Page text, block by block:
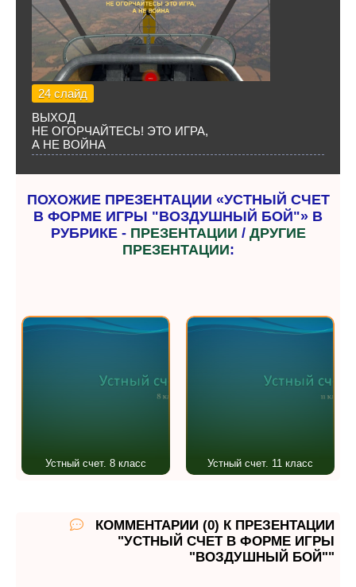
24 слайд
ВЫХОД
НЕ ОГОРЧАЙТЕСЬ! ЭТО ИГРА,
А НЕ ВОЙНА
ПОХОЖИЕ ПРЕЗЕНТАЦИИ «УСТНЫЙ СЧЕТ
В ФОРМЕ ИГРЫ "ВОЗДУШНЫЙ БОЙ"» В
РУБРИКЕ - ПРЕЗЕНТАЦИИ / ДРУГИЕ
ПРЕЗЕНТАЦИИ:
Устный счет. 8 класс Устный счет. 11 класс
КОММЕНТАРИИ (0) К ПРЕЗЕНТАЦИИ
"УСТНЫЙ СЧЕТ В ФОРМЕ ИГРЫ
"ВОЗДУШНЫЙ БОЙ""